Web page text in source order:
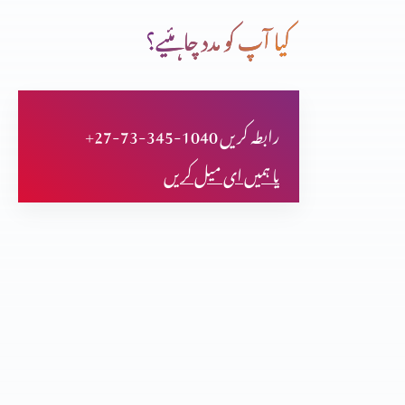
سمندری راستے
کیا مزامیر بھی سائنس کی تائیدکرتے ہیں؟(حصہ دوازدہم)
کیا آپ کو مدد چاہئیے؟
+27-73-345-1040 رابطہ کریں
یا ہمیں ای میل کریں